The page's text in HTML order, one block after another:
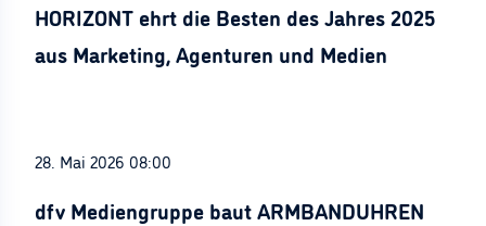
HORIZONT ehrt die Besten des Jahres 2025
aus Marketing, Agenturen und Medien
28. Mai 2026 08:00
dfv Mediengruppe baut ARMBANDUHREN